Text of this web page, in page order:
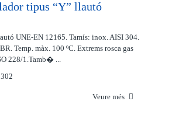
tipus “Y” llautó
UNE-EN 12165. Tamís: inox. AISI 304.
Temp. màx. 100 ºC. Extrems rosca gas
228/1.Tamb� ...
Veure més